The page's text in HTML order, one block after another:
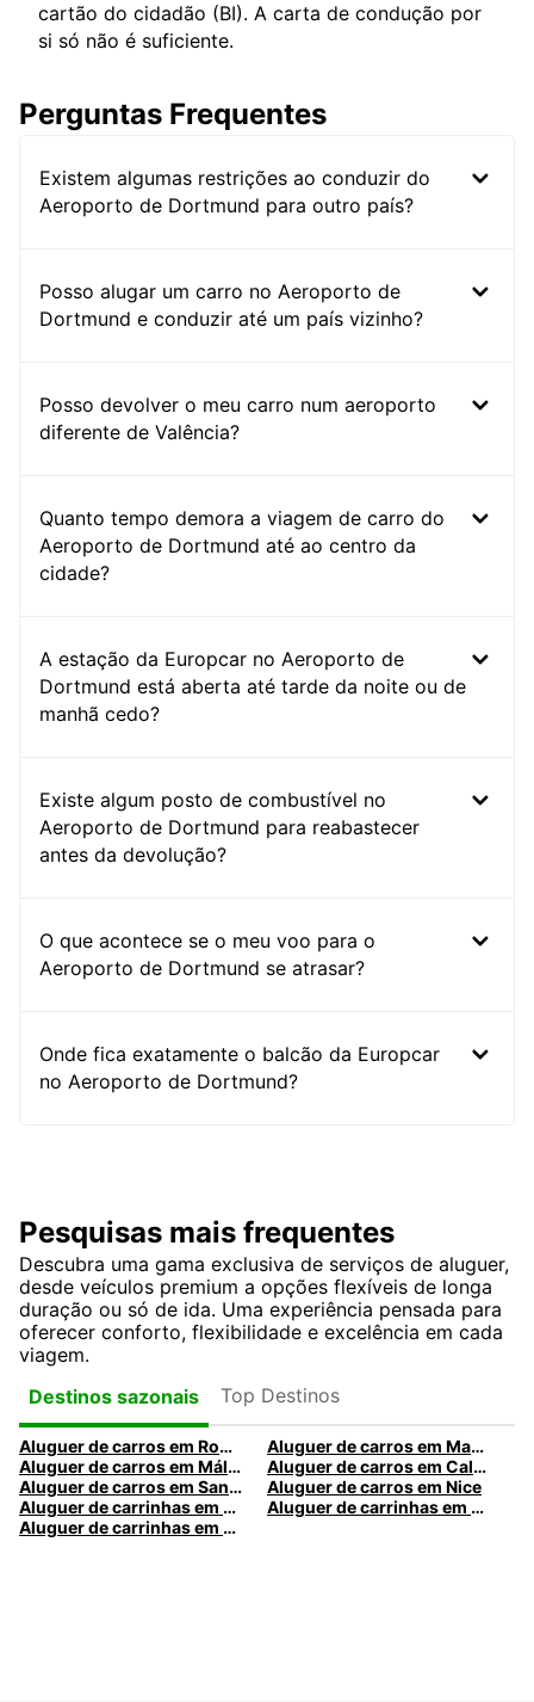
cartão do cidadão (BI). A carta de condução por
si só não é suficiente.
Perguntas Frequentes
Existem algumas restrições ao conduzir do
Aeroporto de Dortmund para outro país?
Posso alugar um carro no Aeroporto de
Dortmund e conduzir até um país vizinho?
Posso devolver o meu carro num aeroporto
diferente de Valência?
Quanto tempo demora a viagem de carro do
Aeroporto de Dortmund até ao centro da
cidade?
A estação da Europcar no Aeroporto de
Dortmund está aberta até tarde da noite ou de
manhã cedo?
Existe algum posto de combustível no
Aeroporto de Dortmund para reabastecer
antes da devolução?
O que acontece se o meu voo para o
Aeroporto de Dortmund se atrasar?
Onde fica exatamente o balcão da Europcar
no Aeroporto de Dortmund?
Pesquisas mais frequentes
Descubra uma gama exclusiva de serviços de aluguer,
desde veículos premium a opções flexíveis de longa
duração ou só de ida. Uma experiência pensada para
oferecer conforto, flexibilidade e excelência em cada
viagem.
Destinos sazonais
Top Destinos
Aluguer de carros em Roma
Aluguer de carros em Madrid
Aluguer de carros em Málaga
Aluguer de carros em Caldas da Rainha
Aluguer de carros em Santa Maria da Feira
Aluguer de carros em Nice
Aluguer de carrinhas em Nice
Aluguer de carrinhas em Santa Maria da Feira
Aluguer de carrinhas em Caldas da Rainha